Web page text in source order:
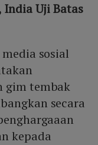
India Uji Batas
sosial
gim tembak
secara
kepada